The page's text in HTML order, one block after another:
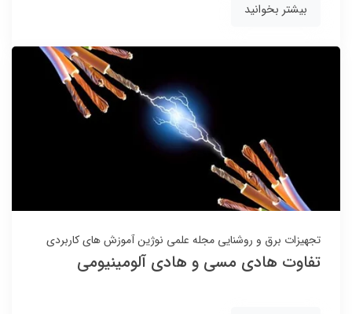
بیشتر بخوانید
تجهیزات برق و روشنایی مجله علمی نوژینآموزش های کاربردی
تفاوت هادی مسی و هادی آلومینیومی